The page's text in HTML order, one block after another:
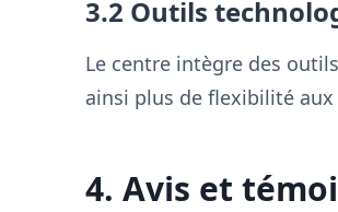
3.2 Outils
Le centre intègre des
ainsi plus de flexibilité
4. Avis et